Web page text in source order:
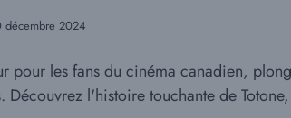
décembre 2024
les fans du cinéma canadien,
Découvrez l'histoire touchante de